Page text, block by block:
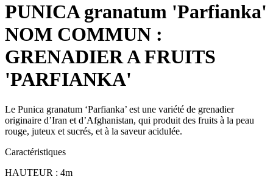
PUNICA granatum 'Parfianka'
NOM COMMUN :
GRENADIER A FRUITS
'PARFIANKA'
Le Punica granatum ‘Parfianka’ est une variété de grenadier
originaire d’Iran et d’Afghanistan, qui produit des fruits à la peau
rouge, juteux et sucrés, et à la saveur acidulée.
Caractéristiques
HAUTEUR : 4m